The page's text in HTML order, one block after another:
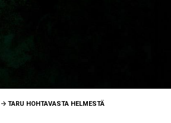
TARU HOHTAVASTA HELMESTÄ